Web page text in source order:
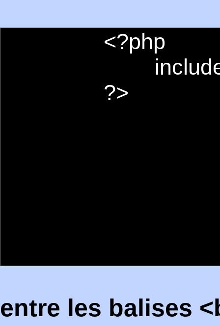
entre les balises